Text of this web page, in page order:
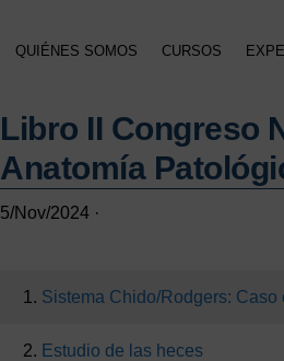
QUIÉNES SOMOS CURSOS
Libro II Congreso
Anatomía
5/Nov/2024 ·
1. Sistema Chido/Rodgers: Caso
2. Estudio de las heces